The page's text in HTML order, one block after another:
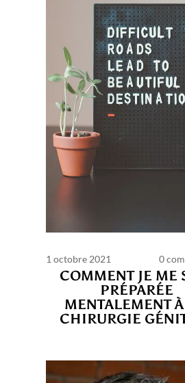
1 octobre 2021 0
COMMENT JE ME
PRÉPARÉE
MENTALEMENT
CHIRURGIE